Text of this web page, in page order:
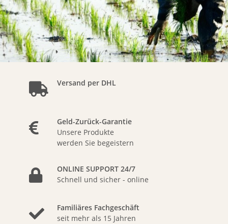
Versand per DHL
Geld-Zurück-Garantie
Unsere Produkte
werden Sie begeistern
ONLINE SUPPORT 24/7
Schnell und sicher - online
Familiäres Fachgeschäft
seit mehr als 15 Jahren